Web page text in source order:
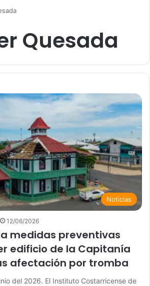
Quesada
Noticias
12/06/2026
medidas preventivas
edificio de la Capitanía
afectación por tromba
del 2026. El Instituto Costarricense de